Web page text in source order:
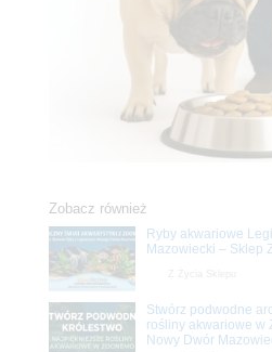
Zobacz również
Ryby akwariowe
Mazowiecki – Sklep
Stwórz podwodne
rośliny akwariowe w
Nowy Dwór